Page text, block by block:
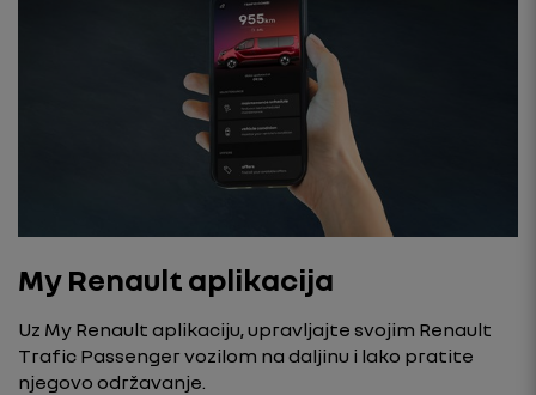
My Renault aplikacija
Uz My Renault aplikaciju, upravljajte svojim Renault
Trafic Passenger vozilom na daljinu i lako pratite
njegovo održavanje.